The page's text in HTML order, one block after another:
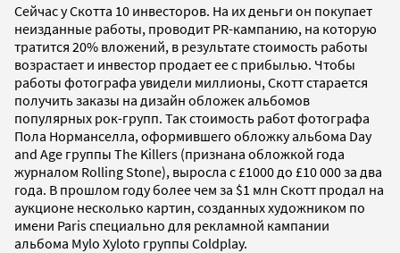
Сейчас у Скотта 10 инвесторов. На их деньги он покупает
неизданные работы, проводит PR-кампанию, на которую
тратится 20% вложений, в результате стоимость работы
возрастает и инвестор продает ее с прибылью. Чтобы
работы фотографа увидели миллионы, Скотт старается
получить заказы на дизайн обложек альбомов
популярных рок-групп. Так стоимость работ фотографа
Пола Норманселла, оформившего обложку альбома Day
and Age группы The Killers (признана обложкой года
журналом Rolling Stone), выросла с £1000 до £10 000 за два
года. В прошлом году более чем за $1 млн Скотт продал на
аукционе несколько картин, созданных художником по
имени Paris специально для рекламной кампании
альбома Mylo Xyloto группы Coldplay.